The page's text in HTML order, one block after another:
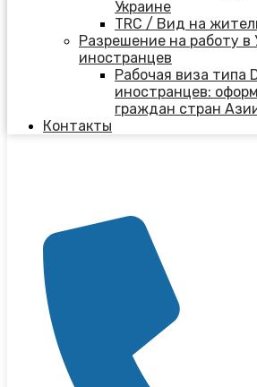
Украине
TRC / Вид на
Разрешение на работу в
иностранцев
Рабочая виза типа
иностранцев:
граждан стран
Контакты